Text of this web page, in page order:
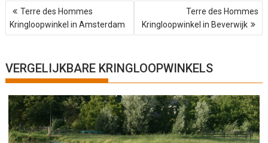
e
r
h
t
a
v
i
g
Terre des Hommes
Kringloopwinkel in Amsterdam
Terre des Hommes
Kringloopwinkel in Beverwijk
VERGELIJKBARE KRINGLOOPWINKELS